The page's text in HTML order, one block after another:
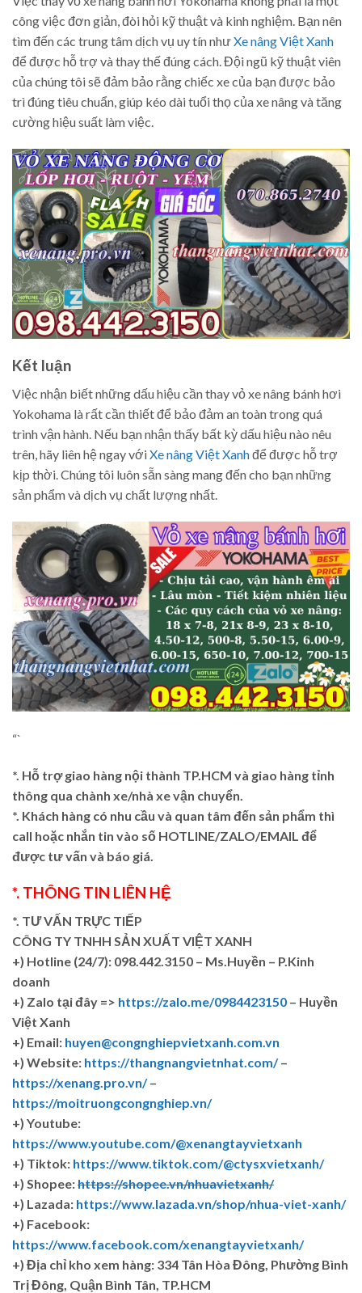
công việc đơn giản, đòi hỏi kỹ thuật và kinh nghiệm. Bạn nên
tìm đến các trung tâm dịch vụ uy tín nhưXe nâng Việt Xanh
để được hỗ trợ và thay thế đúng cách. Đội ngũ kỹ thuật viên
của chúng tôi sẽ đảm bảo rằng chiếc xe của bạn được bảo
trì đúng tiêu chuẩn, giúp kéo dài tuổi thọ của xe nâng và tăng
cường hiệu suất làm việc.
Kết luận
Việc nhận biết những dấu hiệu cần thay vỏ xe nâng bánh hơi
Yokohama là rất cần thiết để bảo đảm an toàn trong quá
trình vận hành. Nếu bạn nhận thấy bất kỳ dấu hiệu nào nêu
trên, hãy liên hệ ngay vớiXe nâng Việt Xanhđể được hỗ trợ
kịp thời. Chúng tôi luôn sẵn sàng mang đến cho bạn những
sản phẩm và dịch vụ chất lượng nhất.
“`
*. Hỗ trợ giao hàng nội thành TP.HCM và giao hàng tỉnh
thông qua chành xe/nhà xe vận chuyển.
*. Khách hàng có nhu cầu và quan tâm đến sản phẩm thì
call hoặc nhắn tin vào số HOTLINE/ZALO/EMAIL để
được tư vấn và báo giá.
*. THÔNG TIN LIÊN HỆ
*. TƯ VẤN TRỰC TIẾP
CÔNG TY TNHH SẢN XUẤT VIỆT XANH
+) Hotline (24/7): 098.442.3150 – Ms.Huyền – P.Kinh
doanh
+) Zalo tại đây => https://zalo.me/0984423150 – Huyền
Việt Xanh
+) Email: huyen@congnghiepvietxanh.com.vn
+) Website: https://thangnangvietnhat.com/–
https://xenang.pro.vn/–
https://moitruongcongnghiep.vn/
+) Youtube:
https://www.youtube.com/@xenangtayvietxanh
+) Tiktok: https://www.tiktok.com/@ctysxvietxanh/
+) Shopee:https://shopee.vn/nhuavietxanh/
+) Lazada: https://www.lazada.vn/shop/nhua-viet-xanh/
+) Facebook:
https://www.facebook.com/xenangtayvietxanh/
+) Địa chỉ kho xem hàng: 334 Tân Hòa Đông, Phường Bình
Trị Đông, Quận Bình Tân, TP.HCM